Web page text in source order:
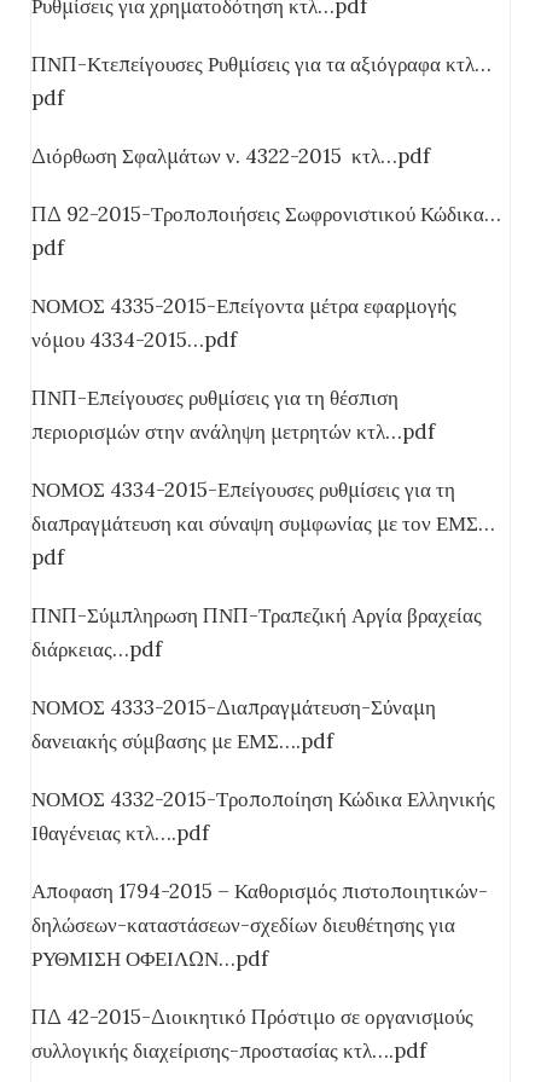
Ρυθμίσεις για χρηματοδότηση κτλ…pdf
ΠΝΠ-Κτεπείγουσες Ρυθμίσεις για τα αξιόγραφα κτλ…
pdf
Διόρθωση Σφαλμάτων ν. 4322-2015 κτλ…pdf
ΠΔ 92-2015-Τροποποιήσεις Σωφρονιστικού Κώδικα…
pdf
ΝΟΜΟΣ 4335-2015-Επείγοντα μέτρα εφαρμογής
νόμου 4334-2015…pdf
ΠΝΠ-Επείγουσες ρυθμίσεις για τη θέσπιση
περιορισμών στην ανάληψη μετρητών κτλ…pdf
ΝΟΜΟΣ 4334-2015-Επείγουσες ρυθμίσεις για τη
διαπραγμάτευση και σύναψη συμφωνίας με τον ΕΜΣ…
pdf
ΠΝΠ-Σύμπληρωση ΠΝΠ-Τραπεζική Αργία βραχείας
διάρκειας…pdf
ΝΟΜΟΣ 4333-2015-Διαπραγμάτευση-Σύναμη
δανειακής σύμβασης με ΕΜΣ….pdf
ΝΟΜΟΣ 4332-2015-Τροποποίηση Κώδικα Ελληνικής
Ιθαγένειας κτλ….pdf
Αποφαση 1794-2015 – Καθορισμός πιστοποιητικών-
δηλώσεων-καταστάσεων-σχεδίων διευθέτησης για
ΡΥΘΜΙΣΗ ΟΦΕΙΛΩΝ…pdf
ΠΔ 42-2015-Διοικητικό Πρόστιμο σε οργανισμούς
συλλογικής διαχείρισης-προστασίας κτλ….pdf